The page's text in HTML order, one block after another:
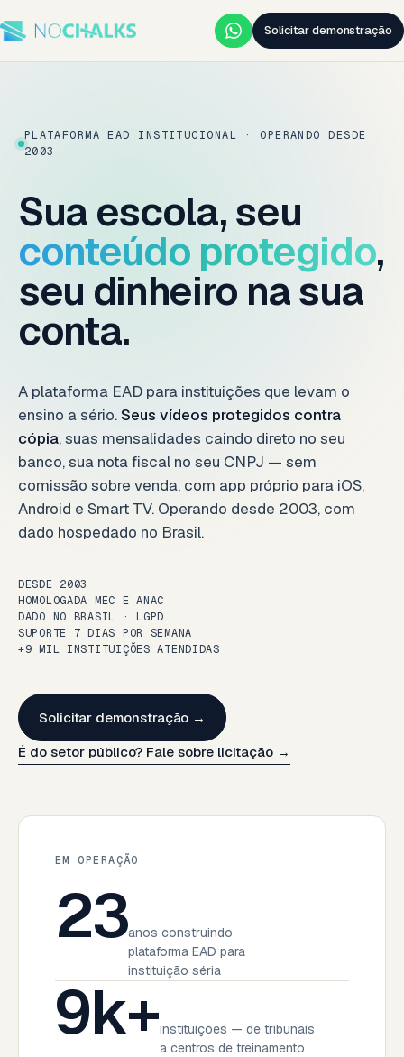
Solicitar demonstração
PLATAFORMA EAD INSTITUCIONAL · OPERANDO DESDE
2003
Sua escola, seu
conteúdo protegido,
seu dinheiro na sua
conta.
A plataforma EAD para instituições que levam o
ensino a sério.Seus vídeos protegidos contra
cópia, suas mensalidades caindo direto no seu
banco, sua nota fiscal no seu CNPJ — sem
comissão sobre venda, com app próprio para iOS,
Android e Smart TV. Operando desde 2003, com
dado hospedado no Brasil.
DESDE 2003
HOMOLOGADA MEC E ANAC
DADO NO BRASIL · LGPD
SUPORTE 7 DIAS POR SEMANA
+9 MIL INSTITUIÇÕES ATENDIDAS
Solicitar demonstração →
É do setor público? Fale sobre licitação →
EM OPERAÇÃO
23anos construindo
plataforma EAD para
instituição séria
9k+instituições — de tribunais
a centros de treinamento